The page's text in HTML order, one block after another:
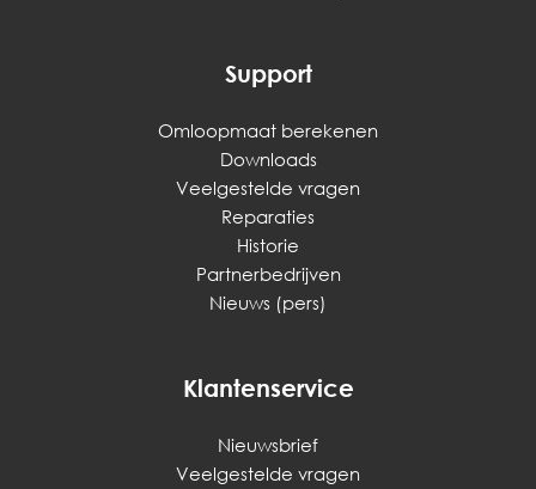
Support
Omloopmaat berekenen
Downloads
Veelgestelde vragen
Reparaties
Historie
Partnerbedrijven
Nieuws (pers)
Klantenservice
Nieuwsbrief
Veelgestelde vragen